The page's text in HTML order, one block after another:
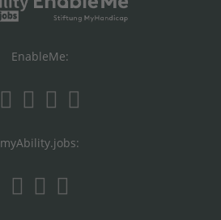
EnableMe:
myAbility.jobs: